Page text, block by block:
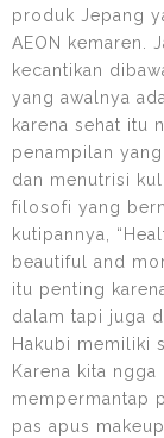
produk Jepang
AEON kemaren.
kecantikan
yang awalnya
karena sehat itu
penampilan
dan menutrisi
filosofi yang
kutipannya,
beautiful and
itu penting
dalam tapi juga
Hakubi memiliki
Karena kita
mempermantap
pas apus